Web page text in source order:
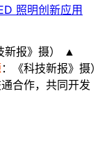
照明创新应用
新报》摄） ▲
：《科技新报》摄）
合作，共同开发